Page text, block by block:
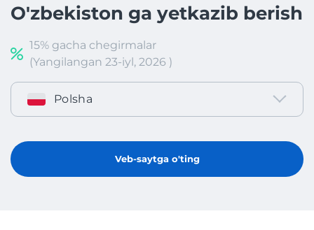
O'zbekiston ga yetkazib berish
15% gacha chegirmalar
(Yangilangan 23-iyl, 2026 )
Polsha
Veb-saytga o'ting